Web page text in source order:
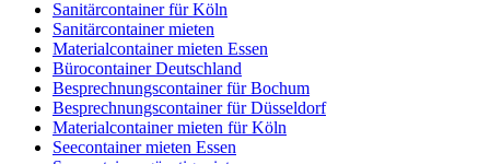
Sanitärcontainer für Köln
Sanitärcontainer mieten
Materialcontainer mieten Essen
Bürocontainer Deutschland
Besprechnungscontainer für Bochum
Besprechnungscontainer für Düsseldorf
Materialcontainer mieten für Köln
Seecontainer mieten Essen